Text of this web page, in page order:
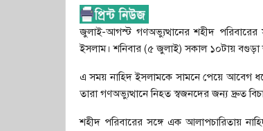
জুলাই-আগস্ট গণঅভ্যুত্থানের শহীদ পরিবারের
ইসলাম। শনিবার (৫ জুলাই) সকাল ১০টায় বগুড়া
এ সময় নাহিদ ইসলামকে সামনে পেয়ে আবেগ
তারা গণঅভ্যুত্থানে নিহত স্বজনদের জন্য দ্রুত
শহীদ পরিবারের সঙ্গে এক আলাপচারিতায়